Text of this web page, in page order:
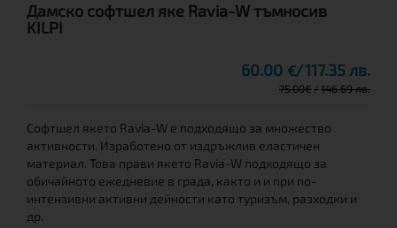
Дамско софтшел яке Ravia-W тъмносив
KILPI
60.00 € 117.35 лв.
75.00€ 146.69 лв.
Софтшел якето Ravia-W е подходящо за множество
активности. Изработено от издръжлив еластичен
материал. Това прави якето Ravia-W подходящо за
обичайното ежедневие в града, както и и при по-
интензивни активни дейности като туризъм, разходки и
др.